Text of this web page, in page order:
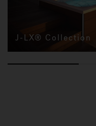
J-LX® Collection